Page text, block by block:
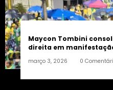
Maycon Tombini
direita em
março 3, 2026 0